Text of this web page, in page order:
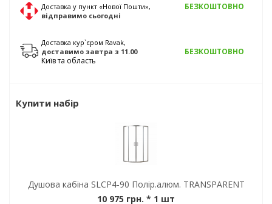
Доставка у пункт «Нової Пошти»,
відправимо сьогодні
БЕЗКОШТОВНО
Доставка кур`єром Ravak,
доставимозавтра з 11.00
Київ та область
БЕЗКОШТОВНО
Купити набір
Душова кабіна SLCP4-90 Полір.алюм. TRANSPARENT
10 975 грн. * 1 шт